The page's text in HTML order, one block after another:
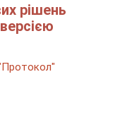
рішень